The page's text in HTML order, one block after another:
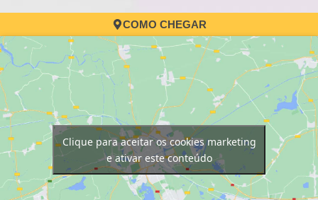
COMO CHEGAR
Clique para aceitar os cookies marketing
e ativar este conteúdo